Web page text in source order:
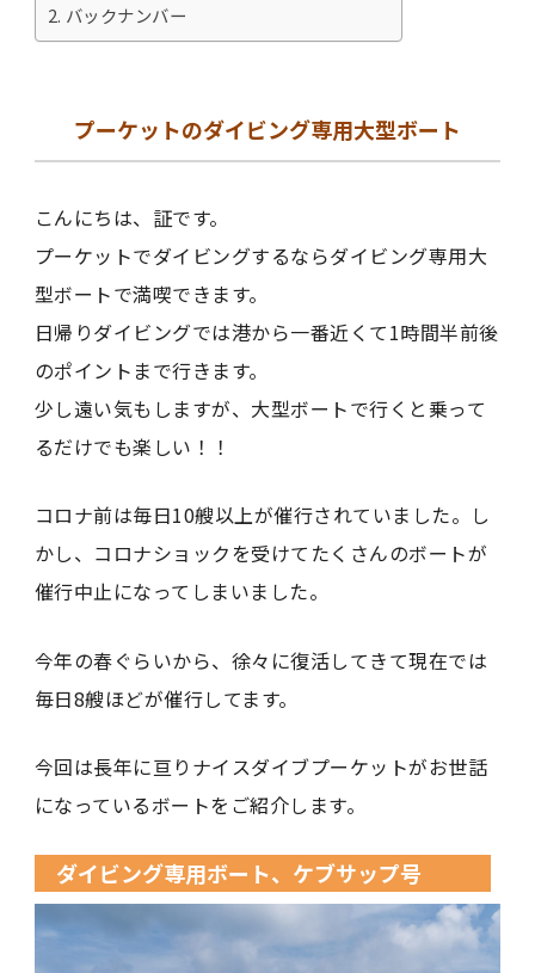
バックナンバー
プーケットのダイビング専用大型ボート
こんにちは、証です。
プーケットでダイビングするならダイビング専用大
型ボートで満喫できます。
日帰りダイビングでは港から一番近くて1時間半前後
のポイントまで行きます。
少し遠い気もしますが、大型ボートで行くと乗って
るだけでも楽しい！！
コロナ前は毎日10艘以上が催行されていました。し
かし、コロナショックを受けてたくさんのボートが
催行中止になってしまいました。
今年の春ぐらいから、徐々に復活してきて現在では
毎日8艘ほどが催行してます。
今回は長年に亘りナイスダイブプーケットがお世話
になっているボートをご紹介します。
ダイビング専用ボート、ケブサップ号